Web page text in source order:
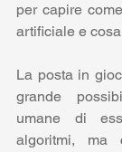
per capire
artificiale e
La posta in
grande
umane di
algoritmi, ma